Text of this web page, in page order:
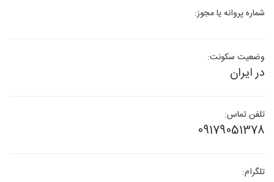
شماره پروانه یا مجوز:
وضعیت سکونت:
در ایران
تلفن تماس:
09179051378
تلگرام: